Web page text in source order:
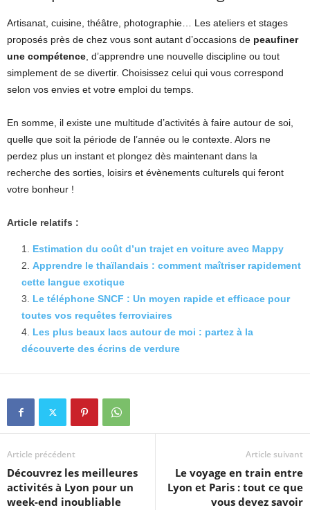
Artisanat, cuisine, théâtre, photographie… Les ateliers et stages
proposés près de chez vous sont autant d’occasions de peaufiner
une compétence, d’apprendre une nouvelle discipline ou tout
simplement de se divertir. Choisissez celui qui vous correspond
selon vos envies et votre emploi du temps.
En somme, il existe une multitude d’activités à faire autour de soi,
quelle que soit la période de l’année ou le contexte. Alors ne
perdez plus un instant et plongez dès maintenant dans la
recherche des sorties, loisirs et évènements culturels qui feront
votre bonheur !
Article relatifs :
Estimation du coût d’un trajet en voiture avec Mappy
Apprendre le thaïlandais : comment maîtriser rapidement
cette langue exotique
Le téléphone SNCF : Un moyen rapide et efficace pour
toutes vos requêtes ferroviaires
Les plus beaux lacs autour de moi : partez à la
découverte des écrins de verdure
Article précédent
Découvrez les meilleures
activités à Lyon pour un
week-end inoubliable
Article suivant
Le voyage en train entre
Lyon et Paris : tout ce que
vous devez savoir